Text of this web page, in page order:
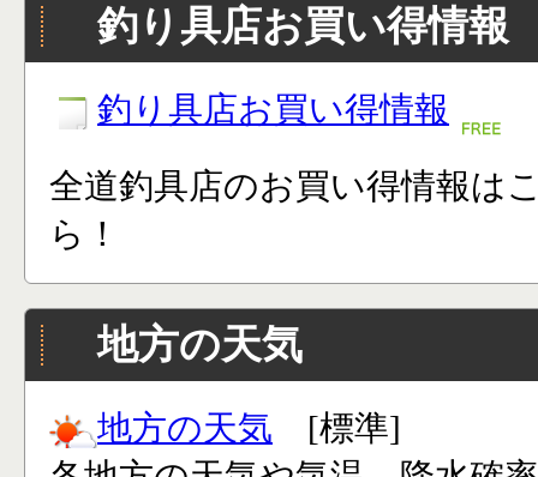
釣り具店お買い得情報
釣り具店お買い得情報
全道釣具店のお買い得情報は
ら！
地方の天気
地方の天気 [標準]